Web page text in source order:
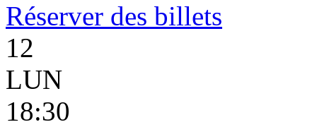
Réserver des billets
12
LUN
18:30